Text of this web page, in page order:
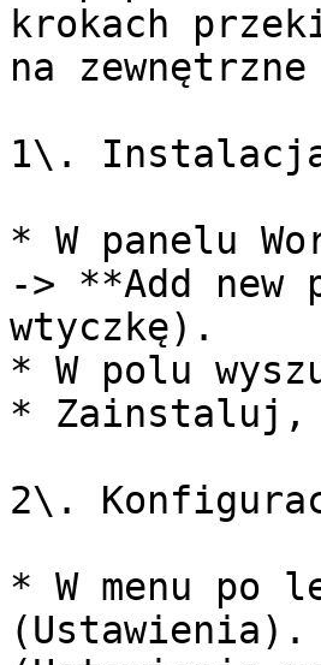
krokach
na
1\.
* W panelu
-> **Add new
wtyczkę).
* W polu
* Zainstaluj,
2\.
* W menu po